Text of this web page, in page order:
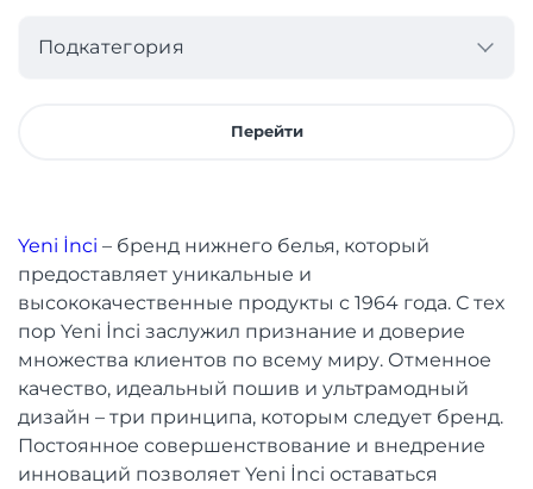
Подкатегория
Перейти
Yeni İnci – бренд нижнего белья, который
предоставляет уникальные и
высококачественные продукты с 1964 года. С тех
пор Yeni İnci заслужил признание и доверие
множества клиентов по всему миру. Отменное
качество, идеальный пошив и ультрамодный
дизайн – три принципа, которым следует бренд.
Постоянное совершенствование и внедрение
инноваций позволяет Yeni İnci оставаться